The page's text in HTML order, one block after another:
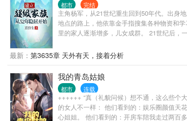
都市 完结
主角杨军，从21世纪重生回到50年代。出身
地点的路上，他依靠金手指搜集各种物资和
里的家人逐渐增多，儿女成群。 21世纪后，
最新： 第3635章 天外有天，接着分析
我的青岛姑娘
都市 连载
++++++ “真（礼貌问候）想不通，这么些个
的女人不一样： 他们看到的：娱乐圈颜值天
心姐姐。 他们看到的：开房车陪我走过两